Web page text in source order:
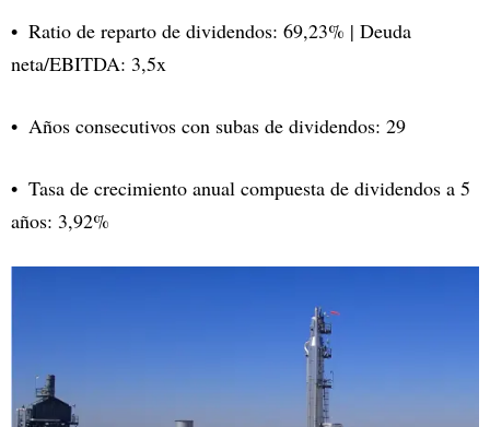
Ratio de reparto de dividendos: 69,23% | Deuda
neta/EBITDA: 3,5x
Años consecutivos con subas de dividendos: 29
Tasa de crecimiento anual compuesta de dividendos a 5
años: 3,92%